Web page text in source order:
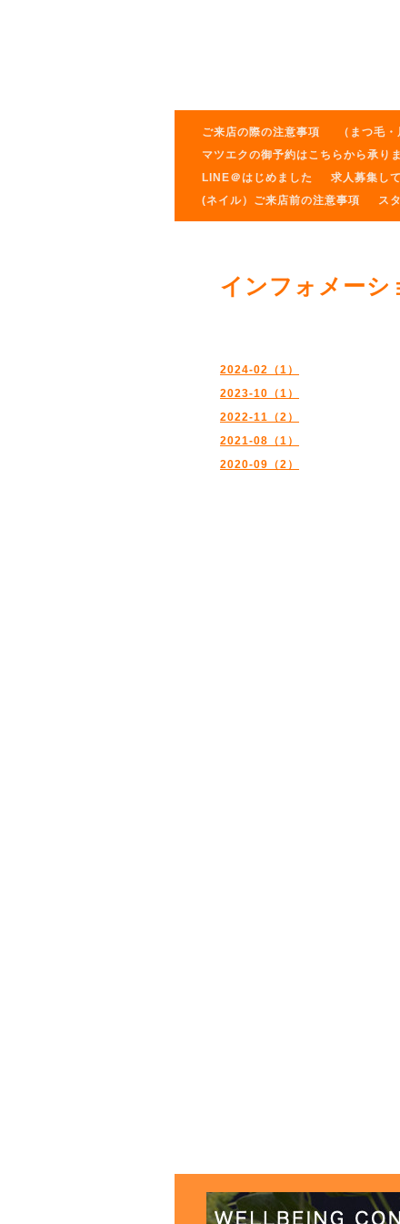
ご来店の際の注意事項 （まつ毛
マツエクの御予約はこちらから承りま
LINE＠はじめました
求人募集し
(ネイル）ご来店前の注意事項
ス
2024-02（1）
2023-10（1）
2022-11（2）
2021-08（1）
2020-09（2）
インフォメーシ